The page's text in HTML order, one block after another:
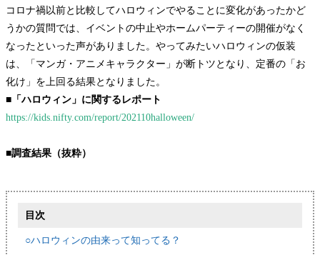
コロナ禍以前と比較してハロウィンでやることに変化があったかど
うかの質問では、イベントの中止やホームパーティーの開催がなく
なったといった声がありました。やってみたいハロウィンの仮装
は、「マンガ・アニメキャラクター」が断トツとなり、定番の「お
化け」を上回る結果となりました。
■「ハロウィン」に関するレポート
https://kids.nifty.com/report/202110halloween/
■調査結果（抜粋）
目次
○ハロウィンの由来って知ってる？